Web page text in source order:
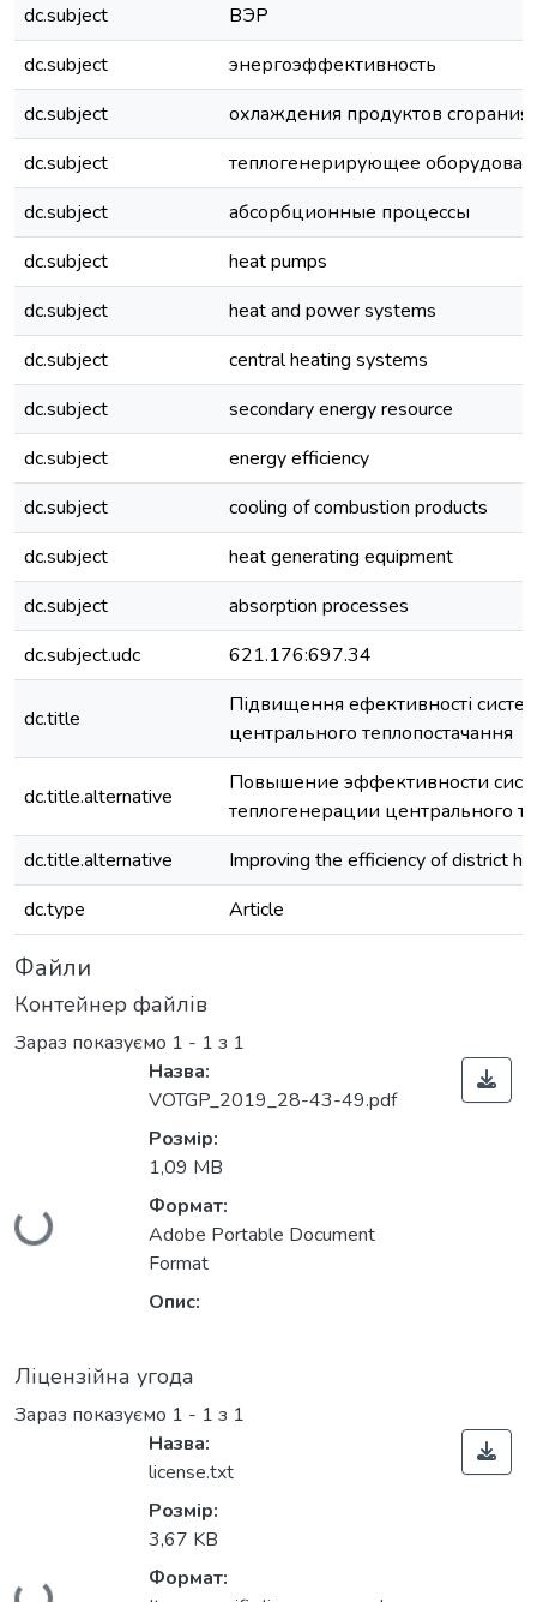
dc.subject
ВЭР
dc.subject
энергоэффективность
dc.subject
охлаждения продуктов сгорания
dc.subject
теплогенерирующее
dc.subject
абсорбционные процессы
dc.subject
heat pumps
dc.subject
heat and power systems
dc.subject
central heating systems
dc.subject
secondary energy resource
dc.subject
energy efficiency
dc.subject
cooling of combustion products
dc.subject
heat generating equipment
dc.subject
absorption processes
dc.subject.udc
621.176:697.34
dc.title
Підвищення ефективності
центрального теплопостачання
dc.title.alternative
Повышение эффективности
теплогенерации центрального
dc.title.alternative
Improving the efficiency of district
dc.type
Article
Файли
Контейнер файлів
Зараз показуємо 1 - 1 з 1
Вантажиться...
Назва:
VOTGP_2019_28-43-49.pdf
Розмір:
1,09 MB
Формат:
Adobe Portable Document
Format
Опис:
Ліцензійна угода
Зараз показуємо 1 - 1 з 1
Назва:
license.txt
Розмір:
3,67 KB
Формат: